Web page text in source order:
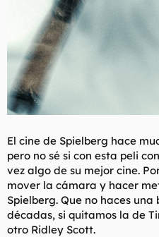
El cine de Spielberg hace
pero no sé si con esta peli
vez algo de su mejor cine.
mover la cámara y hacer
Spielberg. Que no haces
décadas, si quitamos la de
otro Ridley Scott.